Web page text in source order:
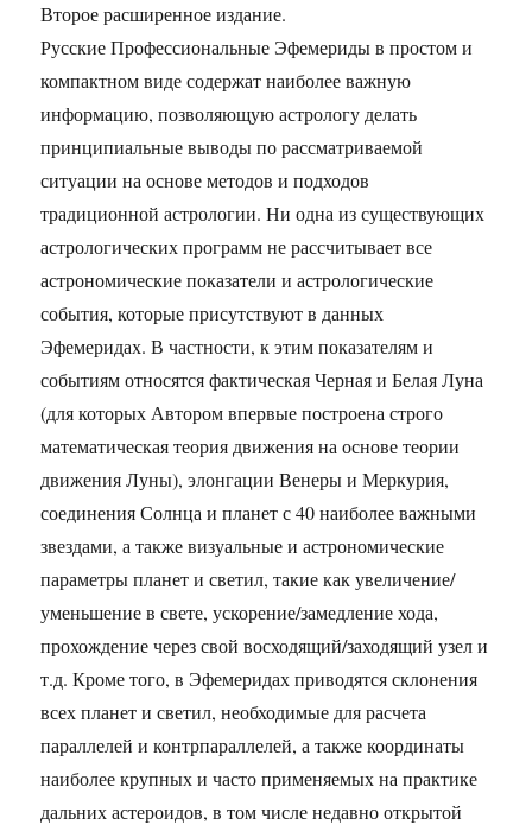
Второе расширенное издание.
Русские Профессиональные Эфемериды в простом и
компактном виде содержат наиболее важную
информацию, позволяющую астрологу делать
принципиальные выводы по рассматриваемой
ситуации на основе методов и подходов
традиционной астрологии. Ни одна из существующих
астрологических программ не рассчитывает все
астрономические показатели и астрологические
события, которые присутствуют в данных
Эфемеридах. В частности, к этим показателям и
событиям относятся фактическая Черная и Белая Луна
(для которых Автором впервые построена строго
математическая теория движения на основе теории
движения Луны), элонгации Венеры и Меркурия,
соединения Солнца и планет с 40 наиболее важными
звездами, а также визуальные и астрономические
параметры планет и светил, такие как увеличение/
уменьшение в свете, ускорение/замедление хода,
прохождение через свой восходящий/заходящий узел и
т.д. Кроме того, в Эфемеридах приводятся склонения
всех планет и светил, необходимые для расчета
параллелей и контрпараллелей, а также координаты
наиболее крупных и часто применяемых на практике
дальних астероидов, в том числе недавно открытой